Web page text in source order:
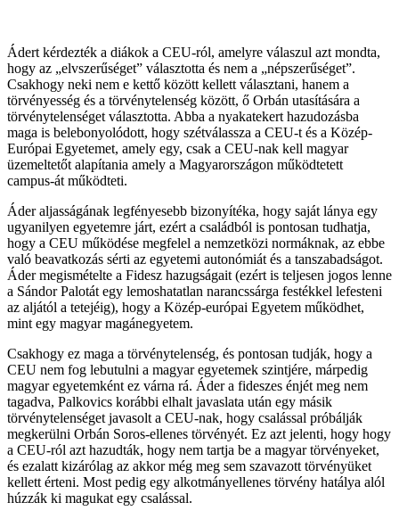
Ádert kérdezték a diákok a CEU-ról, amelyre válaszul azt mondta,
hogy az „elvszerűséget” választotta és nem a „népszerűséget”.
Csakhogy neki nem e kettő között kellett választani, hanem a
törvényesség és a törvénytelenség között, ő Orbán utasítására a
törvénytelenséget választotta. Abba a nyakatekert hazudozásba
maga is belebonyolódott, hogy szétválassza a CEU-t és a Közép-
Európai Egyetemet, amely egy, csak a CEU-nak kell magyar
üzemeltetőt alapítania amely a Magyarországon működtetett
campus-át működteti.
Áder aljasságának legfényesebb bizonyítéka, hogy saját lánya egy
ugyanilyen egyetemre járt, ezért a családból is pontosan tudhatja,
hogy a CEU működése megfelel a nemzetközi normáknak, az ebbe
való beavatkozás sérti az egyetemi autonómiát és a tanszabadságot.
Áder megismételte a Fidesz hazugságait (ezért is teljesen jogos lenne
a Sándor Palotát egy lemoshatatlan narancssárga festékkel lefesteni
az aljától a tetejéig), hogy a Közép-európai Egyetem működhet,
mint egy magyar magánegyetem.
Csakhogy ez maga a törvénytelenség, és pontosan tudják, hogy a
CEU nem fog lebutulni a magyar egyetemek szintjére, márpedig
magyar egyetemként ez várna rá. Áder a fideszes énjét meg nem
tagadva, Palkovics korábbi elhalt javaslata után egy másik
törvénytelenséget javasolt a CEU-nak, hogy csalással próbálják
megkerülni Orbán Soros-ellenes törvényét. Ez azt jelenti, hogy hogy
a CEU-ról azt hazudták, hogy nem tartja be a magyar törvényeket,
és ezalatt kizárólag az akkor még meg sem szavazott törvényüket
kellett érteni. Most pedig egy alkotmányellenes törvény hatálya alól
húzzák ki magukat egy csalással.